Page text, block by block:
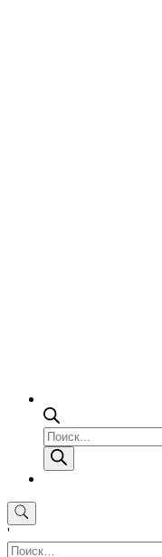
Поиск
товаров
'
Найти: